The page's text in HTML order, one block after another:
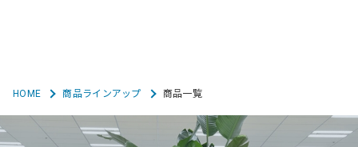
HOME 商品ラインアップ 商品一覧